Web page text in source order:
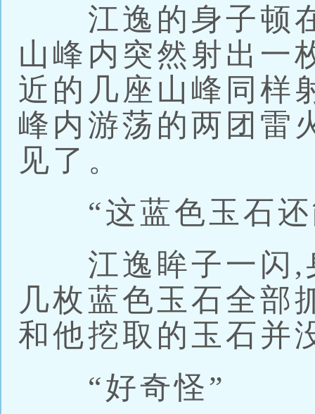
江逸的身子顿在
山峰内突然射出一
近的几座山峰同样
峰内游荡的两团雷
见了。
“这蓝色玉石还
江逸眸子一闪,
几枚蓝色玉石全部
和他挖取的玉石并
“好奇怪”